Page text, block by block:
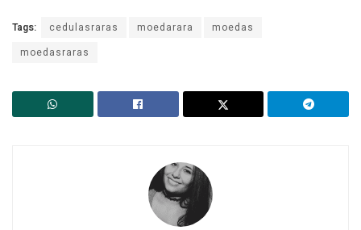
Tags: cedulasraras moedarara
moedas
moedasraras